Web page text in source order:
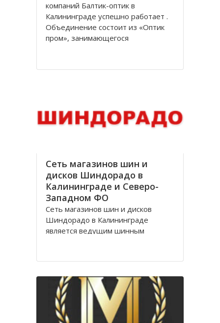
компаний Балтик-оптик в
Калининграде успешно работает .
Объединение состоит из «Оптик
пром», занимающегося
оптическая компания,
Сеть магазинов шин и
дисков Шиндорадо в
Калининграде и Северо-
Западном ФО
Сеть магазинов шин и дисков
Шиндорадо в Калининграде
является ведущим шинным
восемь магазинов, но компания не
желает останавливаться на
достигнутом уровне и продолжает
расширяться.
Магазины Шиндорадо в